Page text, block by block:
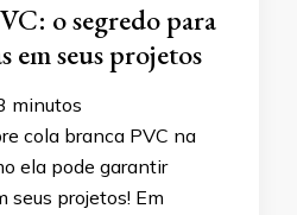
o segredo para
em seus projetos
minutos
cola branca PVC na
ela pode garantir
seus projetos! Em